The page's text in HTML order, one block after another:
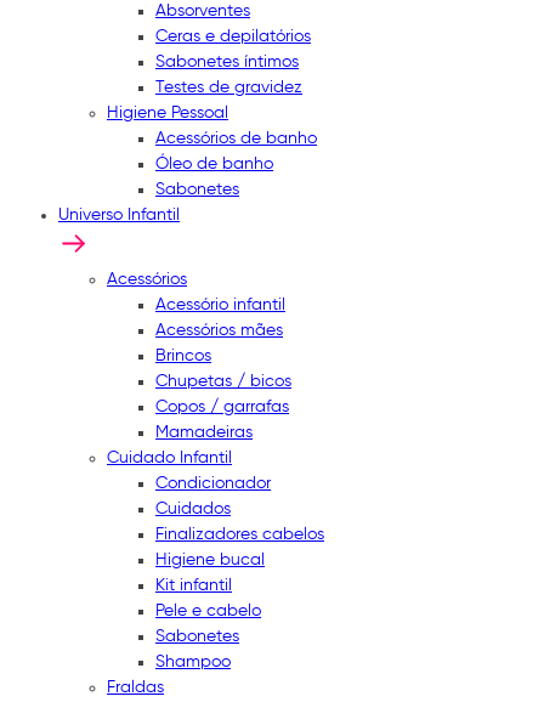
Absorventes
Ceras e depilatórios
Sabonetes íntimos
Testes de gravidez
Higiene Pessoal
Acessórios de banho
Óleo de banho
Sabonetes
Universo Infantil
Acessórios
Acessório infantil
Acessórios mães
Brincos
Chupetas / bicos
Copos / garrafas
Mamadeiras
Cuidado Infantil
Condicionador
Cuidados
Finalizadores cabelos
Higiene bucal
Kit infantil
Pele e cabelo
Sabonetes
Shampoo
Fraldas